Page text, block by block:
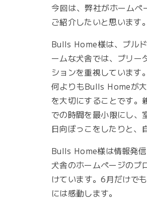
今回は、弊社がホームペ
ご紹介したいと思います。
Bulls Home様は、ブル
ームな犬舎では、ブリー
ションを重視しています。
何よりもBulls Homeが
を大切にすることです。
での時間を最小限にし、
日向ぼっこをしたりと、
Bulls Home様は情報発信
犬舎のホームページのブ
けています。6月だけで
には感動します。